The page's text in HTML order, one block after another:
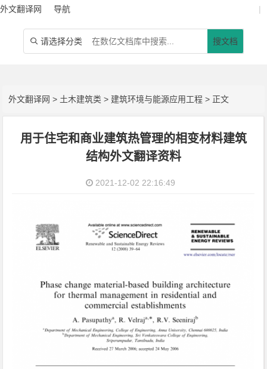
外文翻译网 导航 |
 请选择分类 搜文档
外文翻译网 > 土木建筑类 > 建筑环境与能源应用工程 > 正文
用于住宅和商业建筑热管理的相变材料建筑
结构外文翻译资料
2021-12-02 22:16:49